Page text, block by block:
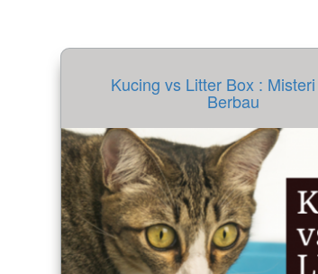
Kucing vs Litter Box :
Berbau